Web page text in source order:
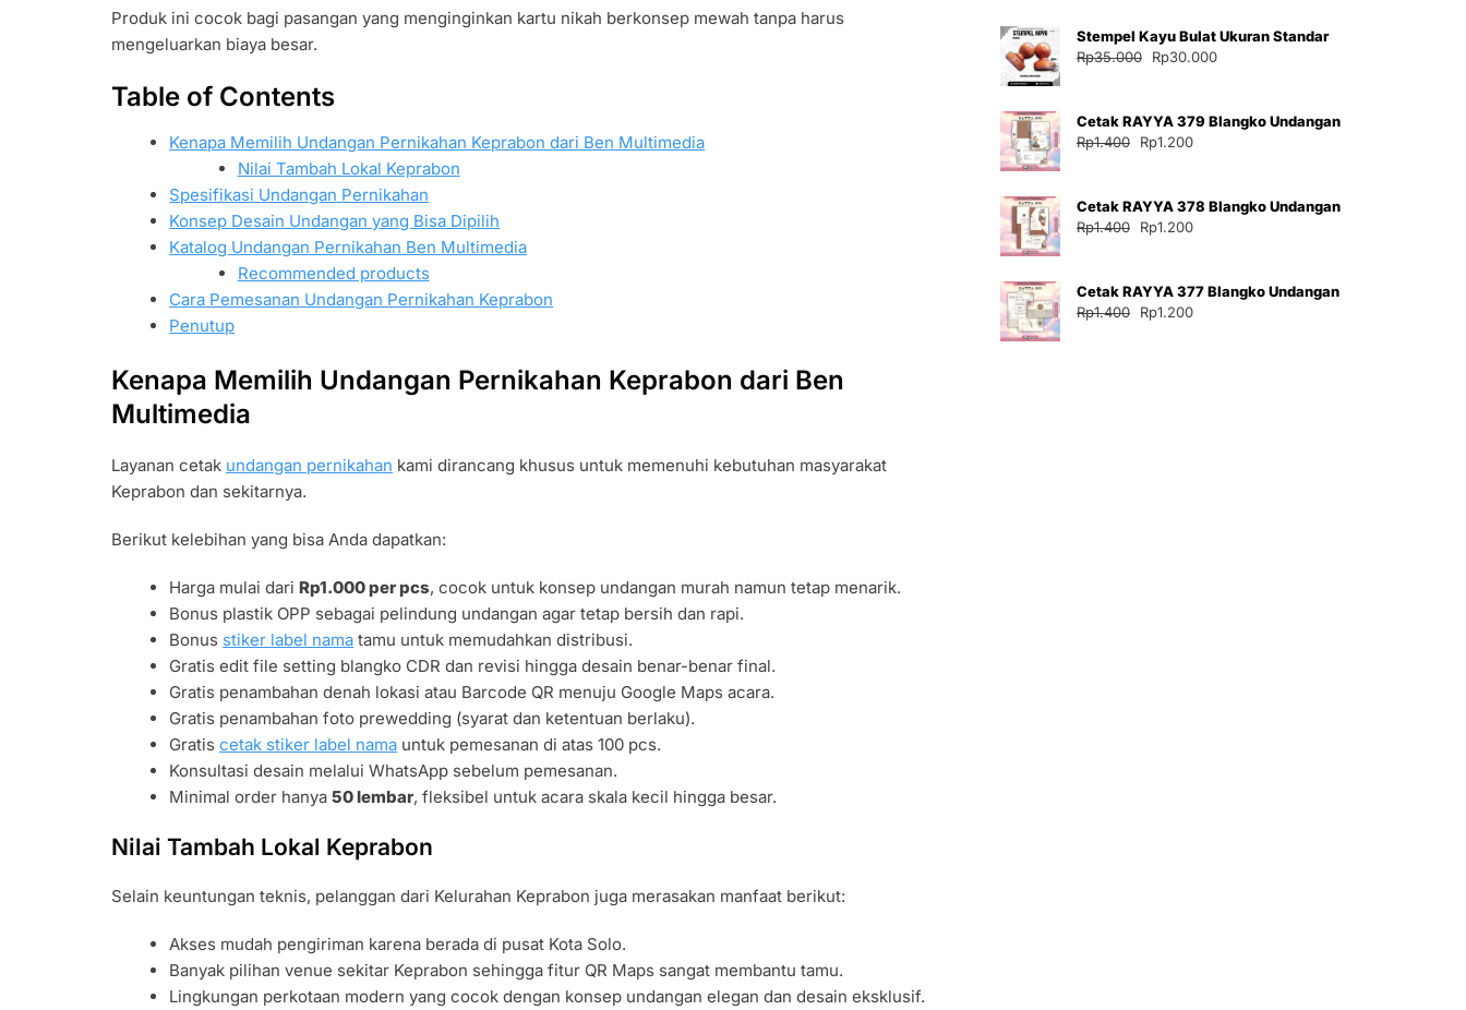
Produk ini cocok bagi pasangan yang menginginkan kartu nikah berkonsep mewah tanpa harus
mengeluarkan biaya besar.
Table of Contents
Kenapa Memilih Undangan Pernikahan Keprabon dari Ben Multimedia
Nilai Tambah Lokal Keprabon
Spesifikasi Undangan Pernikahan
Konsep Desain Undangan yang Bisa Dipilih
Katalog Undangan Pernikahan Ben Multimedia
Recommended products
Cara Pemesanan Undangan Pernikahan Keprabon
Penutup
Kenapa Memilih Undangan Pernikahan Keprabon dari Ben
Multimedia
Layanan cetak undangan pernikahan kami dirancang khusus untuk memenuhi kebutuhan masyarakat
Keprabon dan sekitarnya.
Berikut kelebihan yang bisa Anda dapatkan:
Harga mulai dariRp1.000 per pcs, cocok untuk konsep undangan murah namun tetap menarik.
Bonus plastik OPP sebagai pelindung undangan agar tetap bersih dan rapi.
Bonus stiker label nama tamu untuk memudahkan distribusi.
Gratis edit file setting blangko CDR dan revisi hingga desain benar-benar final.
Gratis penambahan denah lokasi atau Barcode QR menuju Google Maps acara.
Gratis penambahan foto prewedding (syarat dan ketentuan berlaku).
Gratiscetak stiker label nama untuk pemesanan di atas 100 pcs.
Konsultasi desain melalui WhatsApp sebelum pemesanan.
Minimal order hanya50 lembar, fleksibel untuk acara skala kecil hingga besar.
Nilai Tambah Lokal Keprabon
Selain keuntungan teknis, pelanggan dari Kelurahan Keprabon juga merasakan manfaat berikut:
Akses mudah pengiriman karena berada di pusat Kota Solo.
Banyak pilihan venue sekitar Keprabon sehingga fitur QR Maps sangat membantu tamu.
Lingkungan perkotaan modern yang cocok dengan konsep undangan elegan dan desain eksklusif.
adalah:
Rp35.000.
ini
Stempel Kayu Bulat Ukuran Standar
Rp35.000
Harga
Rp35.000.
Rp30.000
adalah:
Cetak RAYYA 379 Blangko Undangan
Rp1.400
Harga
Rp1.400.
Rp1.200
adalah:
Cetak RAYYA 378 Blangko Undangan
Rp1.400
Harga
Rp1.400.
Rp1.200
adalah:
Cetak RAYYA 377 Blangko Undangan
Rp1.400
Harga
Rp1.200